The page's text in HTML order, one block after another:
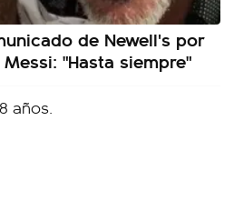
de Newell's por
"Hasta siempre"